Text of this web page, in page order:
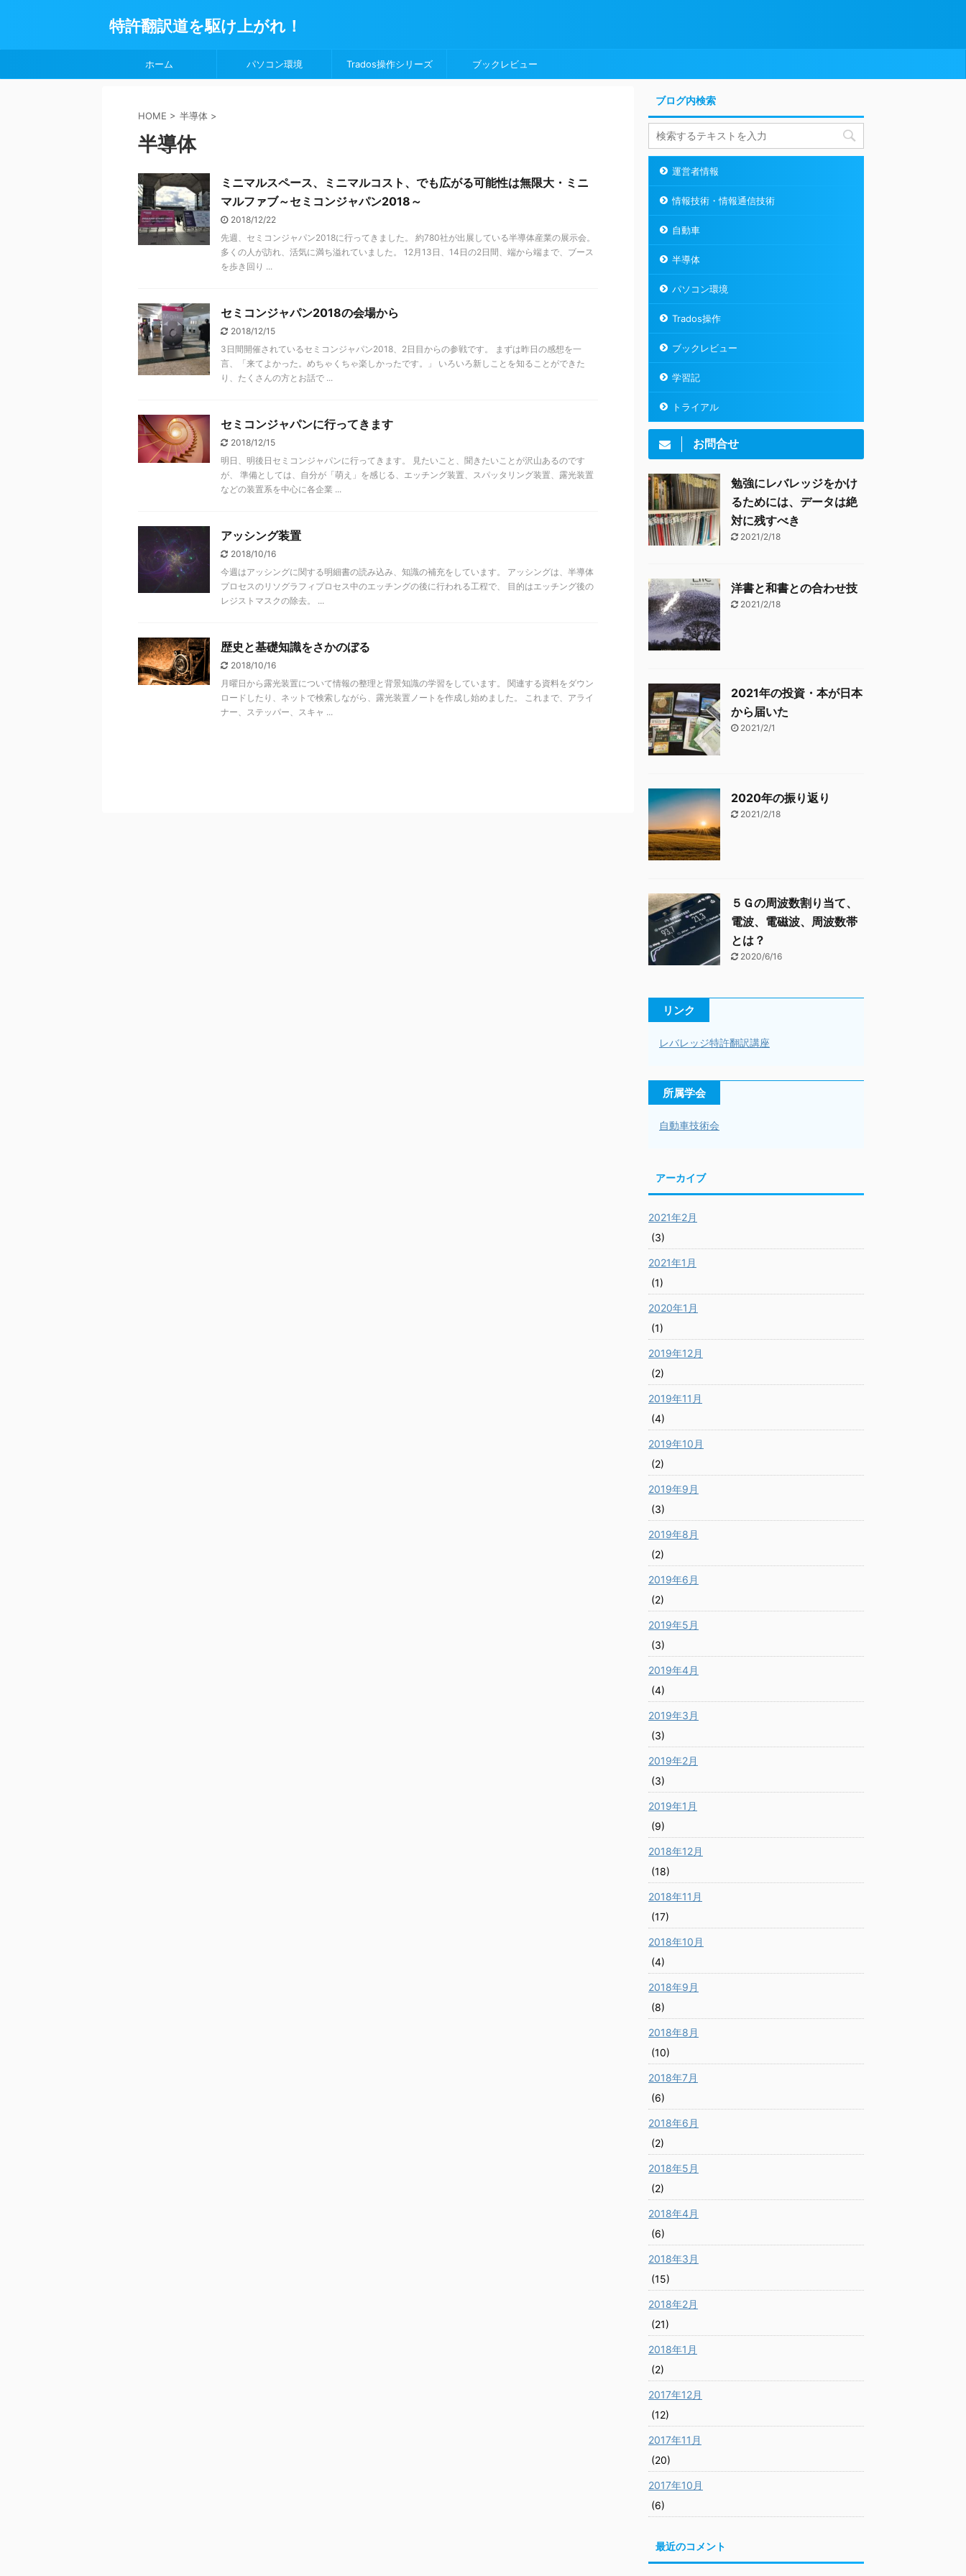
特許翻訳道を駆け上がれ！
ホーム パソコン環境 Trados操作シリーズ ブックレビュー
HOME > 半導体 >
半導体
ミニマルスペース、ミニマルコスト、でも広がる可能性は無限大・ミニ
マルファブ～セミコンジャパン2018～
2018/12/22
先週、セミコンジャパン2018に行ってきました。 約780社が出展している半導体産業の展示会。
多くの人が訪れ、活気に満ち溢れていました。 12月13日、14日の2日間、端から端まで、ブース
を歩き回り ...
セミコンジャパン2018の会場から
2018/12/15
3日間開催されているセミコンジャパン2018、2日目からの参戦です。 まずは昨日の感想を一
言、「来てよかった。めちゃくちゃ楽しかったです。」 いろいろ新しことを知ることができた
り、たくさんの方とお話で ...
セミコンジャパンに行ってきます
2018/12/15
明日、明後日セミコンジャパンに行ってきます。 見たいこと、聞きたいことが沢山あるのです
が、 準備としては、自分が「萌え」を感じる、エッチング装置、スパッタリング装置、露光装置
などの装置系を中心に各企業 ...
アッシング装置
2018/10/16
今週はアッシングに関する明細書の読み込み、知識の補充をしています。 アッシングは、半導体
プロセスのリソグラフィプロセス中のエッチングの後に行われる工程で、 目的はエッチング後の
レジストマスクの除去。 ...
歴史と基礎知識をさかのぼる
2018/10/16
月曜日から露光装置について情報の整理と背景知識の学習をしています。 関連する資料をダウン
ロードしたり、ネットで検索しながら、露光装置ノートを作成し始めました。 これまで、アライ
ナー、ステッパー、スキャ ...
ブログ内検索
運営者情報
情報技術・情報通信技術
自動車
半導体
パソコン環境
Trados操作
ブックレビュー
学習記
トライアル
お問合せ
勉強にレバレッジをかけ
るためには、データは絶
対に残すべき
2021/2/18
洋書と和書との合わせ技
2021/2/18
2021年の投資・本が日本
から届いた
2021/2/1
2020年の振り返り
2021/2/18
５Ｇの周波数割り当て、
電波、電磁波、周波数帯
とは？
2020/6/16
リンク
レバレッジ特許翻訳講座
所属学会
自動車技術会
アーカイブ
2021年2月
(3)
2021年1月
(1)
2020年1月
(1)
2019年12月
(2)
2019年11月
(4)
2019年10月
(2)
2019年9月
(3)
2019年8月
(2)
2019年6月
(2)
2019年5月
(3)
2019年4月
(4)
2019年3月
(3)
2019年2月
(3)
2019年1月
(9)
2018年12月
(18)
2018年11月
(17)
2018年10月
(4)
2018年9月
(8)
2018年8月
(10)
2018年7月
(6)
2018年6月
(2)
2018年5月
(2)
2018年4月
(6)
2018年3月
(15)
2018年2月
(21)
2018年1月
(2)
2017年12月
(12)
2017年11月
(20)
2017年10月
(6)
最近のコメント